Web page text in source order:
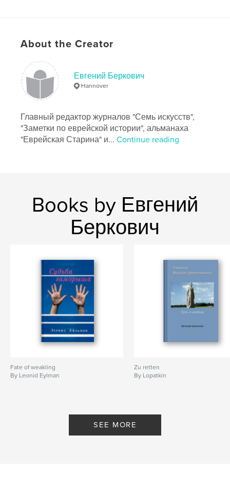
Features & Details
Primary Category:
Additional Categories Business & Economics
Project Option:6×9 in, 15×23 cm
# of Pages:
ISBN
Softcover: 9781034443759
Publish Date:Feb 12, 2021
Григорий Ханин
About the Creator
Евгений Беркович
Hannover
Главный редактор журналов "Семь искусств",
"Заметки по еврейской истории", альманаха
"Еврейская Старина" и...Continue reading
Books by Евгений
Беркович
Fate of weakling
By Leonid Eylman
Zu retten
By Lopatkin
SEE MORE